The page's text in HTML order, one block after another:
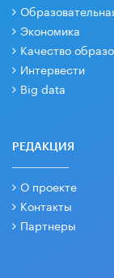
Экономика
Качество
Интервести
Big data
РЕДАКЦИЯ
О проекте
Контакты
Партнеры